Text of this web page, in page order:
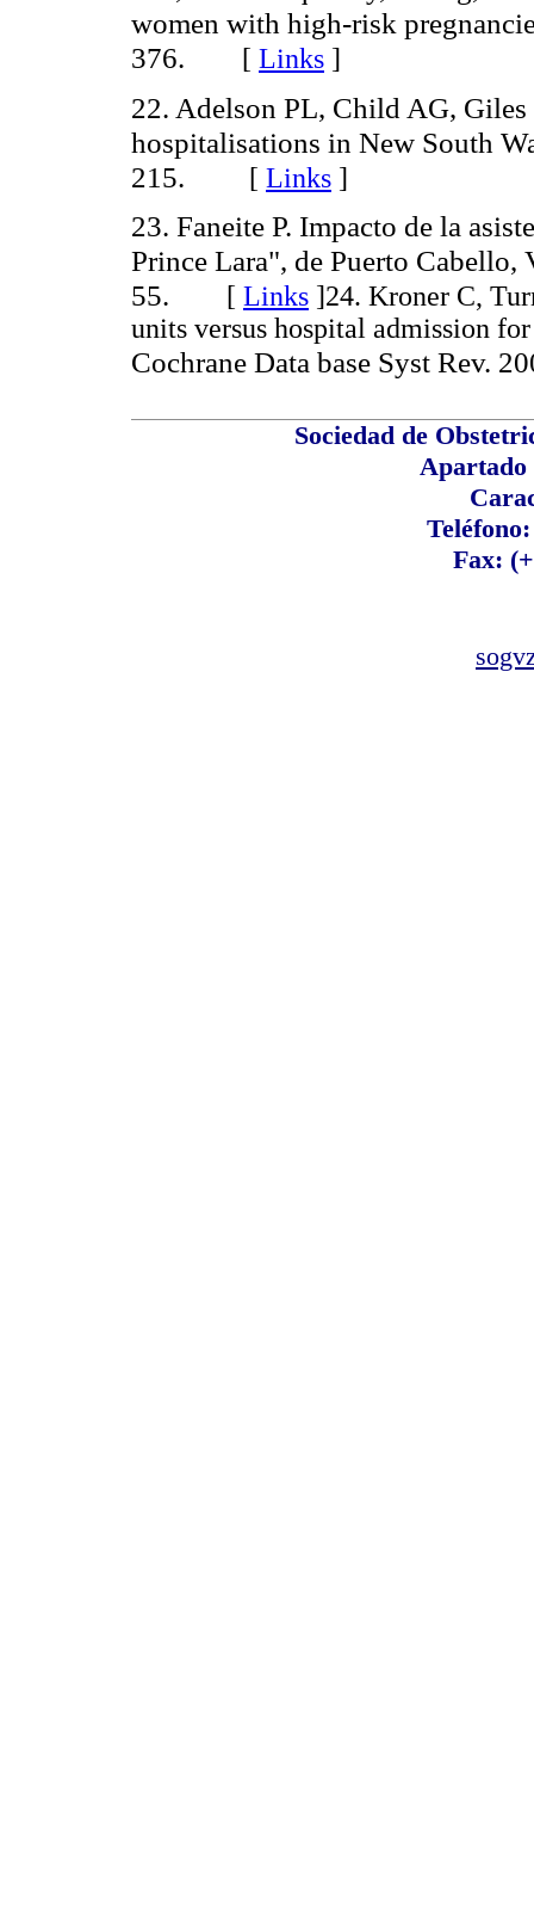
women with high-risk
376. [ Links ]
22. Adelson PL, Child AG,
hospitalisations in New South
215.
[ Links ]
23. Faneite P. Impacto de la
Prince Lara", de Puerto Cabello,
55. [ Links ]24. Kroner C,
units versus hospital admission
Cochrane Data base Syst Rev.
Sociedad de
Apartado
Fax: